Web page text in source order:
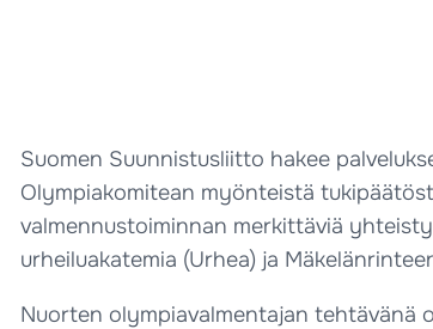
Suomen Suunnistusliitto hakee
Olympiakomitean myönteistä
valmennustoiminnan merkittäviä
urheiluakatemia (Urhea) ja
Nuorten olympiavalmentajan tehtävänä